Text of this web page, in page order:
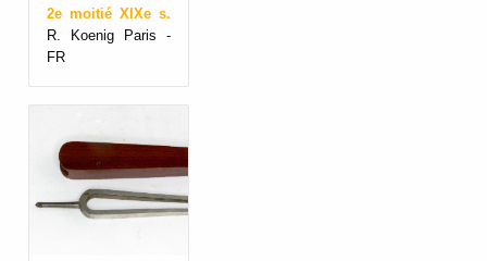
2e moitié XIXe s.
R. Koenig Paris -
FR